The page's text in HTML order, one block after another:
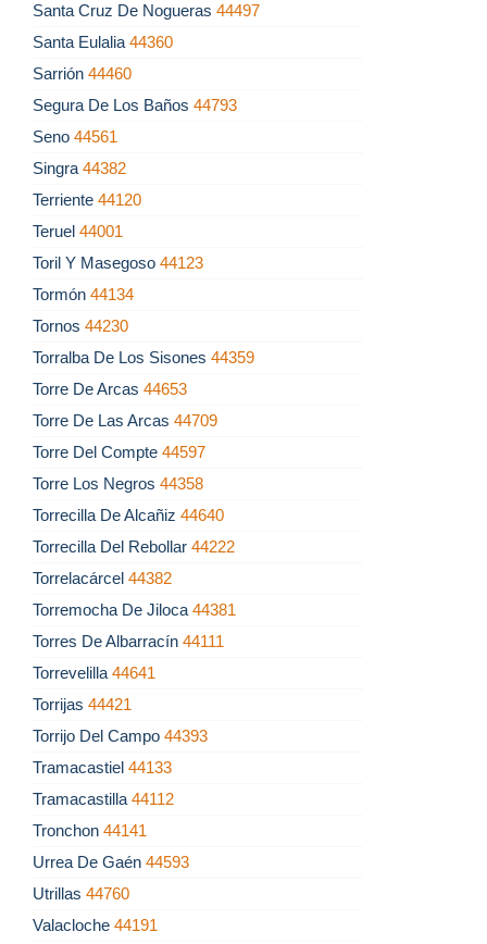
Santa Cruz De Nogueras 44497
Santa Eulalia 44360
Sarrión 44460
Segura De Los Baños 44793
Seno 44561
Singra 44382
Terriente 44120
Teruel 44001
Toril Y Masegoso 44123
Tormón 44134
Tornos 44230
Torralba De Los Sisones 44359
Torre De Arcas 44653
Torre De Las Arcas 44709
Torre Del Compte 44597
Torre Los Negros 44358
Torrecilla De Alcañiz 44640
Torrecilla Del Rebollar 44222
Torrelacárcel 44382
Torremocha De Jiloca 44381
Torres De Albarracín 44111
Torrevelilla 44641
Torrijas 44421
Torrijo Del Campo 44393
Tramacastiel 44133
Tramacastilla 44112
Tronchon 44141
Urrea De Gaén 44593
Utrillas 44760
Valacloche 44191